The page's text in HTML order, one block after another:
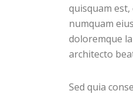
quisquam
numquam
doloremque
architecto
Sed quia